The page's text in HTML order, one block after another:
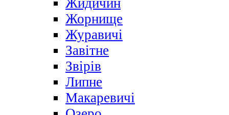
Жидичин
Жорнище
Журавичі
Завітне
Звірів
Липне
Макаревичі